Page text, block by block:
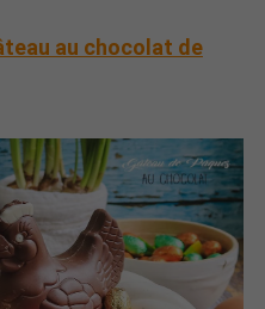
au chocolat de